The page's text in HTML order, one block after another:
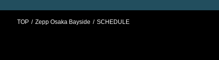
TOP Zepp Osaka Bayside SCHEDULE